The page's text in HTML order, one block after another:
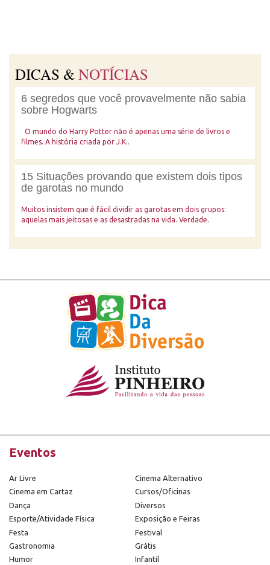
DICAS &NOTÍCIAS
6 segredos que você provavelmente não sabia
sobre Hogwarts
O mundo do Harry Potter não é apenas uma série de livros e
filmes. A história criada por J.K..
15 Situações provando que existem dois tipos
de garotas no mundo
Muitos insistem que é fácil dividir as garotas em dois grupos:
aquelas mais jeitosas e as desastradas na vida. Verdade.
Eventos
Ar Livre
Cinema Alternativo
Cinema em Cartaz
Cursos/Oficinas
Dança
Diversos
Esporte/Atividade Física
Exposição e Feiras
Festa
Festival
Gastronomia
Grátis
Humor
Infantil